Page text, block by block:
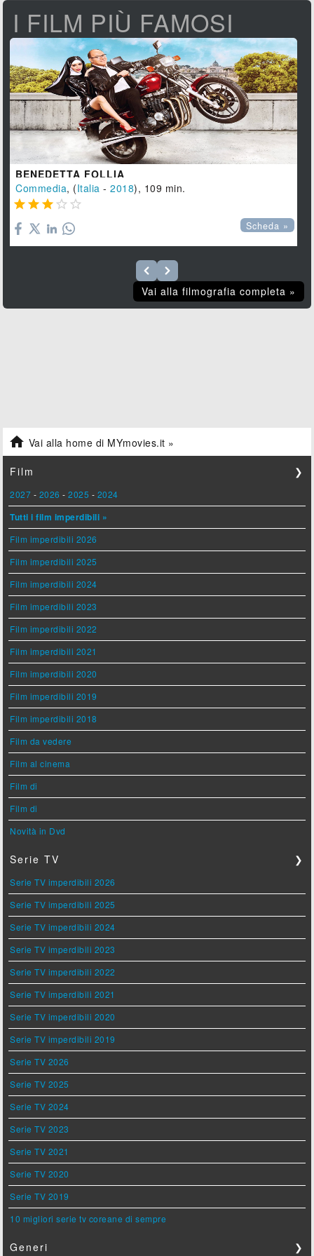
I FILM PIÙ FAMOSI
BENEDETTA FOLLIA
Commedia, (Italia -2018), 109 min.
    
Scheda »
Vai alla filmografia completa »
 Vai alla home di MYmovies.it »
Film ❯
2027 - 2026 -2025 - 2024
Tutti i film imperdibili »
Film imperdibili 2026
Film imperdibili 2025
Film imperdibili 2024
Film imperdibili 2023
Film imperdibili 2022
Film imperdibili 2021
Film imperdibili 2020
Film imperdibili 2019
Film imperdibili 2018
Film da vedere
Film al cinema
Film di
Film di
Novità in Dvd
Serie TV ❯
Serie TV imperdibili 2026
Serie TV imperdibili 2025
Serie TV imperdibili 2024
Serie TV imperdibili 2023
Serie TV imperdibili 2022
Serie TV imperdibili 2021
Serie TV imperdibili 2020
Serie TV imperdibili 2019
Serie TV 2026
Serie TV 2025
Serie TV 2024
Serie TV 2023
Serie TV 2021
Serie TV 2020
Serie TV 2019
10 migliori serie tv coreane di sempre
Generi ❯